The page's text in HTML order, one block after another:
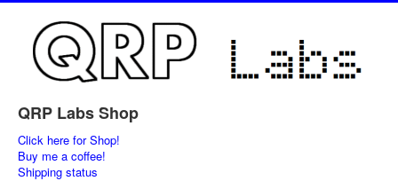
QRP Labs Shop
Click here for Shop!
Buy me a coffee!
Shipping status